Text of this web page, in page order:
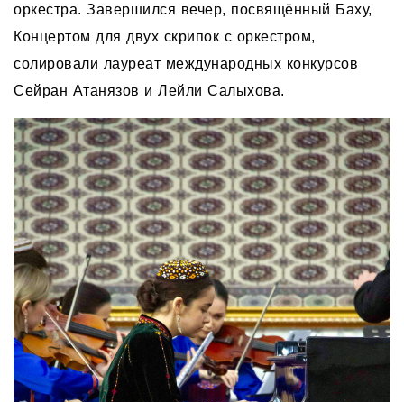
оркестра. Завершился вечер, посвящённый Баху,
Концертом для двух скрипок с оркестром,
солировали лауреат международных конкурсов
Сейран Атанязов и Лейли Салыхова.